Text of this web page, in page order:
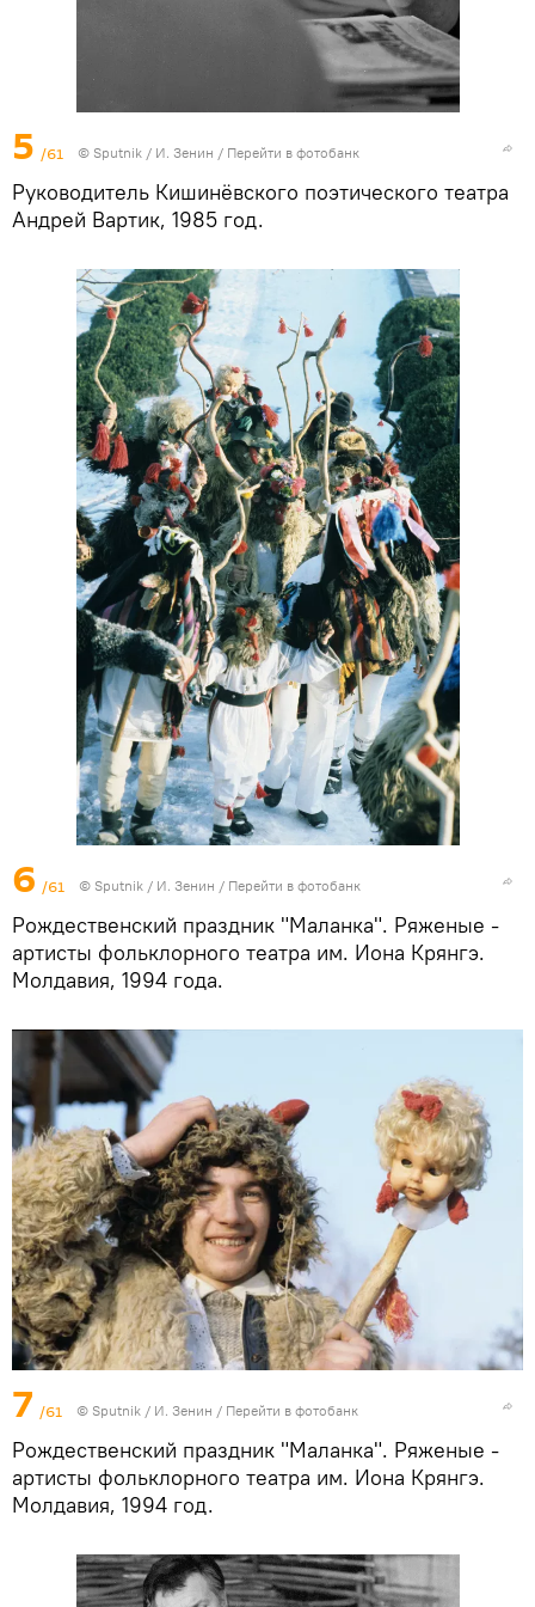
5 /61 © Sputnik / И. Зенин / Перейти в фотобанк
Руководитель Кишинёвского поэтического театра
Андрей Вартик, 1985 год.
6 /61 © Sputnik / И. Зенин / Перейти в фотобанк
Рождественский праздник "Маланка". Ряженые -
артисты фольклорного театра им. Иона Крянгэ.
Молдавия, 1994 года.
7 /61 © Sputnik / И. Зенин / Перейти в фотобанк
Рождественский праздник "Маланка". Ряженые -
артисты фольклорного театра им. Иона Крянгэ.
Молдавия, 1994 год.